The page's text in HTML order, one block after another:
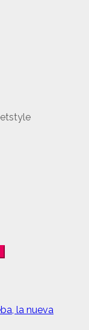
la nueva